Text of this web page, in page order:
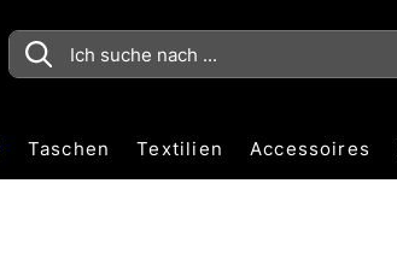
Taschen Textilien Accessoires